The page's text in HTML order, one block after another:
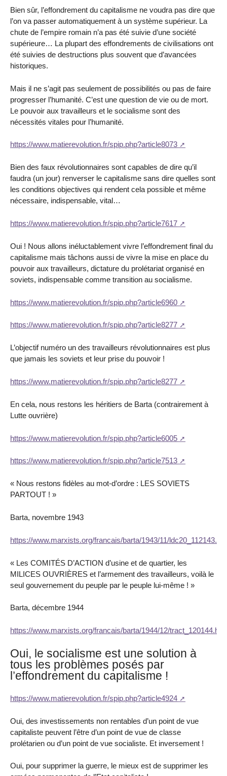
Bien sûr, l’effondrement du capitalisme ne voudra pas dire que
l’on va passer automatiquement à un système supérieur. La
chute de l’empire romain n’a pas été suivie d’une société
supérieure… La plupart des effondrements de civilisations ont
été suivies de destructions plus souvent que d’avancées
historiques.
Mais il ne s’agit pas seulement de possibilités ou pas de faire
progresser l’humanité. C’est une question de vie ou de mort.
Le pouvoir aux travailleurs et le socialisme sont des
nécessités vitales pour l’humanité.
https://www.matierevolution.fr/spip.php?article8073
Bien des faux révolutionnaires sont capables de dire qu’il
faudra (un jour) renverser le capitalisme sans dire quelles sont
les conditions objectives qui rendent cela possible et même
nécessaire, indispensable, vital…
https://www.matierevolution.fr/spip.php?article7617
Oui ! Nous allons inéluctablement vivre l’effondrement final du
capitalisme mais tâchons aussi de vivre la mise en place du
pouvoir aux travailleurs, dictature du prolétariat organisé en
soviets, indispensable comme transition au socialisme.
https://www.matierevolution.fr/spip.php?article6960
https://www.matierevolution.fr/spip.php?article8277
L’objectif numéro un des travailleurs révolutionnaires est plus
que jamais les soviets et leur prise du pouvoir !
https://www.matierevolution.fr/spip.php?article8277
En cela, nous restons les héritiers de Barta (contrairement à
Lutte ouvrière)
https://www.matierevolution.fr/spip.php?article6005
https://www.matierevolution.fr/spip.php?article7513
« Nous restons fidèles au mot-d’ordre : LES SOVIETS
PARTOUT ! »
Barta, novembre 1943
https://www.marxists.org/francais/barta/1943/11/
« Les COMITÉS D’ACTION d’usine et de quartier, les
MILICES OUVRIÈRES et l’armement des travailleurs, voilà le
seul gouvernement du peuple par le peuple lui-même ! »
Barta, décembre 1944
https://www.marxists.org/francais/barta/1944/12/tract_120144.htm
Oui, le socialisme est une solution à
tous les problèmes posés par
l’effondrement du capitalisme !
https://www.matierevolution.fr/spip.php?article4924
Oui, des investissements non rentables d’un point de vue
capitaliste peuvent l’être d’un point de vue de classe
prolétarien ou d’un point de vue socialiste. Et inversement !
Oui, pour supprimer la guerre, le mieux est de supprimer les